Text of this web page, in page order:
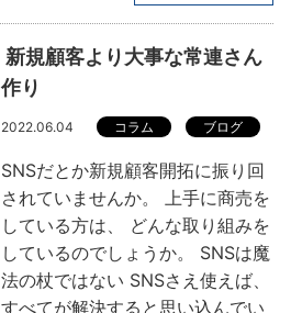
新規顧客より大事な常連さん
作り
2022.06.04 コラム ブログ
SNSだとか新規顧客開拓に振り回
されていませんか。 上手に商売を
している方は、 どんな取り組みを
しているのでしょうか。 SNSは魔
法の杖ではない SNSさえ使えば、
すべてが解決すると思い込んでい